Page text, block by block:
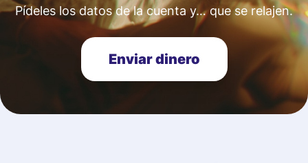
Pídeles los datos de la cuenta y… que se relajen.
Enviar dinero